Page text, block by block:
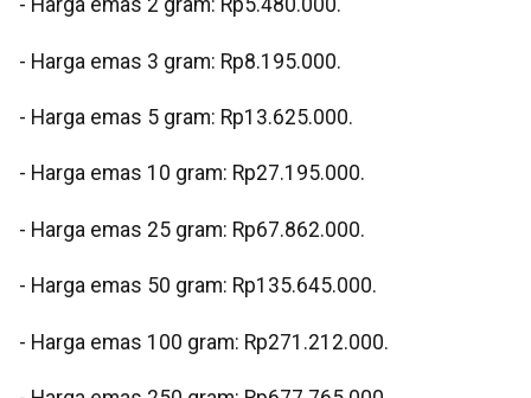
‎- ⁠Harga emas 2 gram: Rp5.480.000.
‎- ⁠Harga emas 3 gram: Rp8.195.000.
‎- ⁠Harga emas 5 gram: Rp13.625.000.
‎- ⁠Harga emas 10 gram: Rp27.195.000.
‎- Harga emas 25 gram: Rp67.862.000.
‎- ⁠Harga emas 50 gram: Rp135.645.000.
‎- ⁠Harga emas 100 gram: Rp271.212.000.